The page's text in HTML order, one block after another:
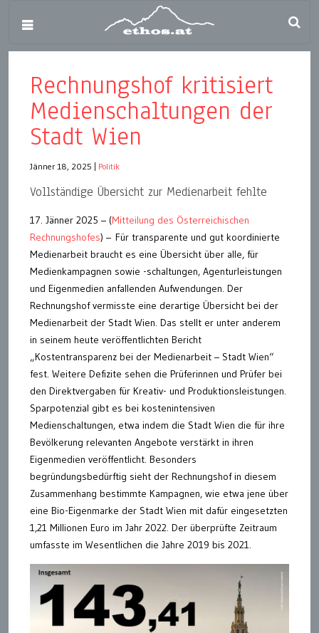
Rechnungshof kritisiert
Medienschaltungen der
Stadt Wien
Jänner 18, 2025 Politik
Vollständige Übersicht zur Medienarbeit fehlte
17. Jänner 2025 – (Mitteilung des Österreichischen
Rechnungshofes) – Für transparente und gut koordinierte
Medienarbeit braucht es eine Übersicht über alle, für
Medienkampagnen sowie -schaltungen, Agenturleistungen
und Eigenmedien anfallenden Aufwendungen. Der
Rechnungshof vermisste eine derartige Übersicht bei der
Medienarbeit der Stadt Wien. Das stellt er unter anderem
in seinem heute veröffentlichten Bericht
„Kostentransparenz bei der Medienarbeit – Stadt Wien“
fest. Weitere Defizite sehen die Prüferinnen und Prüfer bei
den Direktvergaben für Kreativ- und Produktionsleistungen.
Sparpotenzial gibt es bei kostenintensiven
Medienschaltungen, etwa indem die Stadt Wien die für ihre
Bevölkerung relevanten Angebote verstärkt in ihren
Eigenmedien veröffentlicht. Besonders
begründungsbedürftig sieht der Rechnungshof in diesem
Zusammenhang bestimmte Kampagnen, wie etwa jene über
eine Bio-Eigenmarke der Stadt Wien mit dafür eingesetzten
1,21 Millionen Euro im Jahr 2022. Der überprüfte Zeitraum
umfasste im Wesentlichen die Jahre 2019 bis 2021.